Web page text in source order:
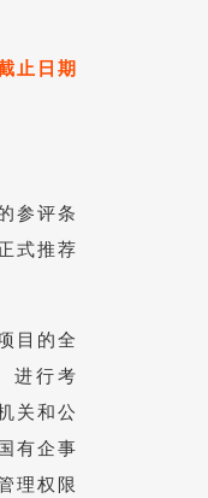
止日期
参评条
式推荐
目的全
进行考
关和公
有企事
理权限